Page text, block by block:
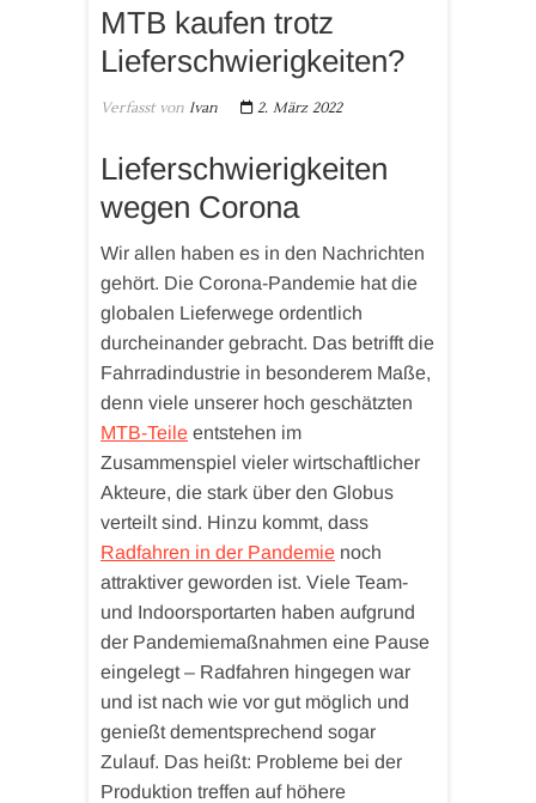
MTB kaufen trotz
Lieferschwierigkeiten?
Verfasst von Ivan 2. März 2022
Lieferschwierigkeiten
wegen Corona
Wir allen haben es in den Nachrichten
gehört. Die Corona-Pandemie hat die
globalen Lieferwege ordentlich
durcheinander gebracht. Das betrifft die
Fahrradindustrie in besonderem Maße,
denn viele unserer hoch geschätzten
MTB-Teile entstehen im
Zusammenspiel vieler wirtschaftlicher
Akteure, die stark über den Globus
verteilt sind. Hinzu kommt, dass
Radfahren in der Pandemie noch
attraktiver geworden ist. Viele Team-
und Indoorsportarten haben aufgrund
der Pandemiemaßnahmen eine Pause
eingelegt – Radfahren hingegen war
und ist nach wie vor gut möglich und
genießt dementsprechend sogar
Zulauf. Das heißt: Probleme bei der
Produktion treffen auf höhere